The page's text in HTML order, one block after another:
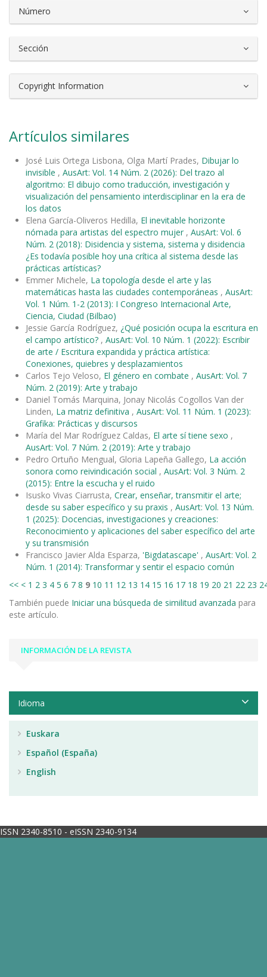
Número
Sección
Copyright Information
Artículos similares
José Luis Ortega Lisbona, Olga Martí Prades, Dibujar lo
invisible , AusArt: Vol. 14 Núm. 2 (2026): Del trazo al
algoritmo: El dibujo como traducción, investigación y
visualización del pensamiento interdisciplinar en la era de
los datos
Elena García-Oliveros Hedilla, El inevitable horizonte
nómada para artistas del espectro mujer , AusArt: Vol. 6
Núm. 2 (2018): Disidencia y sistema, sistema y disidencia
¿Es todavía posible hoy una crítica al sistema desde las
prácticas artísticas?
Emmer Michele, La topología desde el arte y las
matemáticas hasta las ciudades contemporáneas , AusArt:
Vol. 1 Núm. 1-2 (2013): I Congreso Internacional Arte,
Ciencia, Ciudad (Bilbao)
Jessie García Rodríguez, ¿Qué posición ocupa la escritura en
el campo artístico? , AusArt: Vol. 10 Núm. 1 (2022): Escribir
de arte / Escritura expandida y práctica artística:
Conexiones, quiebres y desplazamientos
Carlos Tejo Veloso, El género en combate , AusArt: Vol. 7
Núm. 2 (2019): Arte y trabajo
Daniel Tomás Marquina, Jonay Nicolás Cogollos Van der
Linden, La matriz definitiva , AusArt: Vol. 11 Núm. 1 (2023):
Grafika: Prácticas y discursos
María del Mar Rodríguez Caldas, El arte sí tiene sexo ,
AusArt: Vol. 7 Núm. 2 (2019): Arte y trabajo
Pedro Ortuño Mengual, Gloria Lapeña Gallego, La acción
sonora como reivindicación social , AusArt: Vol. 3 Núm. 2
(2015): Entre la escucha y el ruido
Isusko Vivas Ciarrusta, Crear, enseñar, transmitir el arte;
desde su saber específico y su praxis , AusArt: Vol. 13 Núm.
1 (2025): Docencias, investigaciones y creaciones:
Reconocimiento y aplicaciones del saber específico del arte
y su transmisión
Francisco Javier Alda Esparza, 'Bigdatascape' , AusArt: Vol. 2
Núm. 1 (2014): Transformar y sentir el espacio común
<< < 1 2 3 4 5 6 7 8 9 10 11 12 13 14 15 16 17 18 19 20 21 22 23
También puede Iniciar una búsqueda de similitud avanzada para
este artículo.
INFORMACIÓN DE LA REVISTA
Idioma
Euskara
Español (España)
English
ISSN 2340-8510 - eISSN 2340-9134